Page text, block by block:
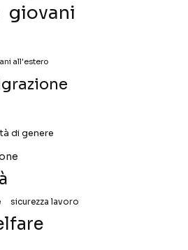
giovani
all'estero
di genere
sicurezza lavoro